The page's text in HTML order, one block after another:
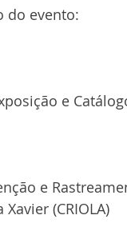
do evento:
e
e
(CRIOLA)